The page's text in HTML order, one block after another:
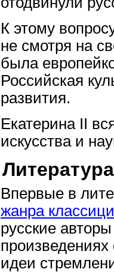
советам,
репетитора
Совет 1.
упростить
достаточно
нам, и
репетитора,
максимально
ваши
Мы
К этому
не смотря на
была
Российская
развития.
Екатерина II
искусства и
Впервые в
жанра
русские
идеи